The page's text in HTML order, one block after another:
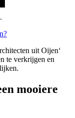
uit Oijen‘
te verkrijgen en
mooiere